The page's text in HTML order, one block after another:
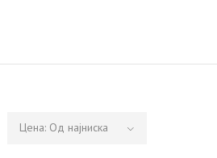
Цена: Од најниска